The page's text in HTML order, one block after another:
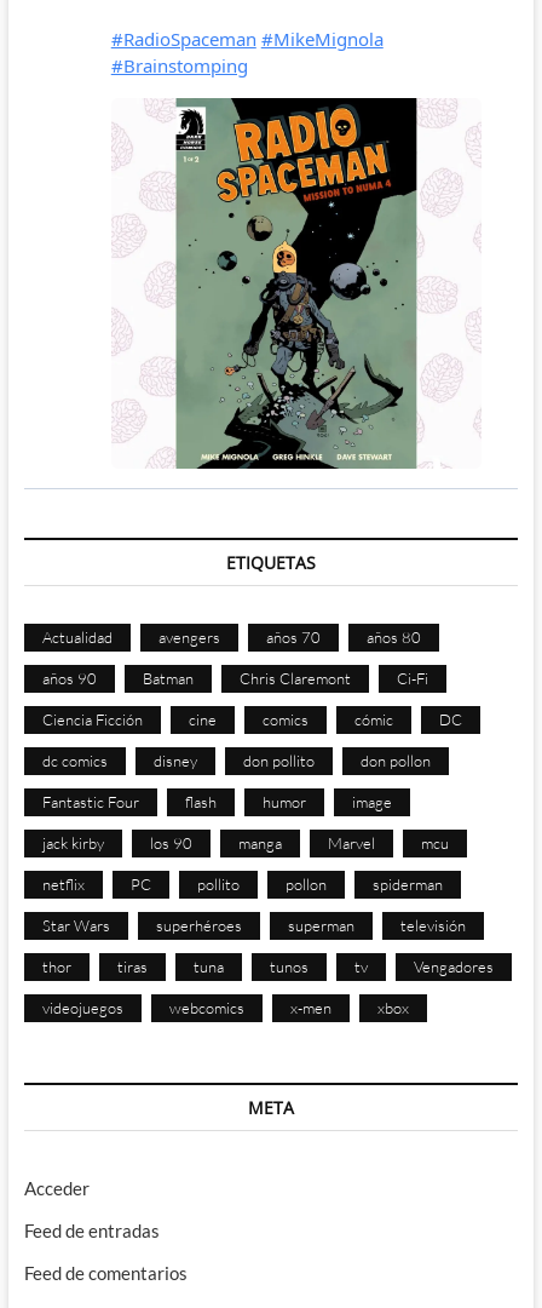
ETIQUETAS
Actualidad avengers años 70 años 80
años 90 Batman Chris Claremont Ci-Fi
Ciencia Ficción cine comics cómic DC
dc comics disney don pollito don pollon
Fantastic Four flash humor image
jack kirby los 90 manga Marvel mcu
netflix PC pollito pollon spiderman
Star Wars superhéroes superman televisión
thor tiras tuna tunos tv Vengadores
videojuegos webcomics x-men xbox
META
Acceder
Feed de entradas
Feed de comentarios